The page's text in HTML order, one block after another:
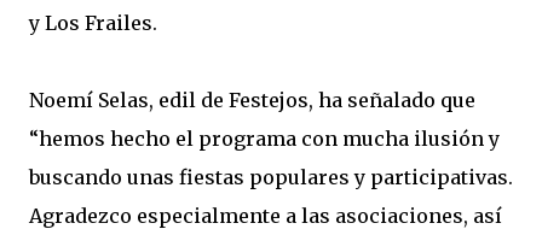
y Los Frailes.
Noemí Selas, edil de Festejos, ha señalado que
“hemos hecho el programa con mucha ilusión y
buscando unas fiestas populares y participativas.
Agradezco especialmente a las asociaciones, así